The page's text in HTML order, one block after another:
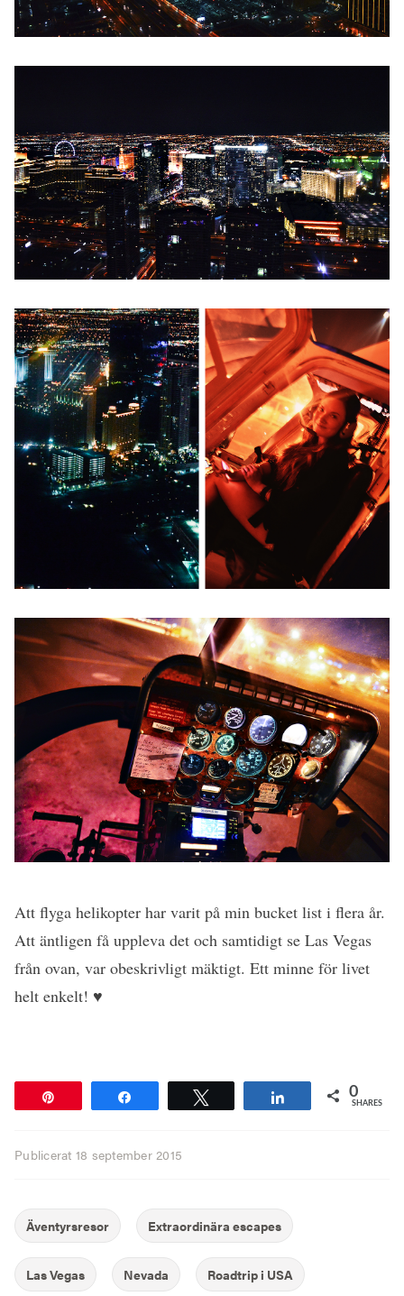
Att flyga helikopter har varit på min bucket list i flera år.
Att äntligen få uppleva det och samtidigt se Las Vegas
från ovan, var obeskrivligt mäktigt. Ett minne för livet
helt enkelt! ♥
Share 0
SHARES
Publicerat 18 september 2015